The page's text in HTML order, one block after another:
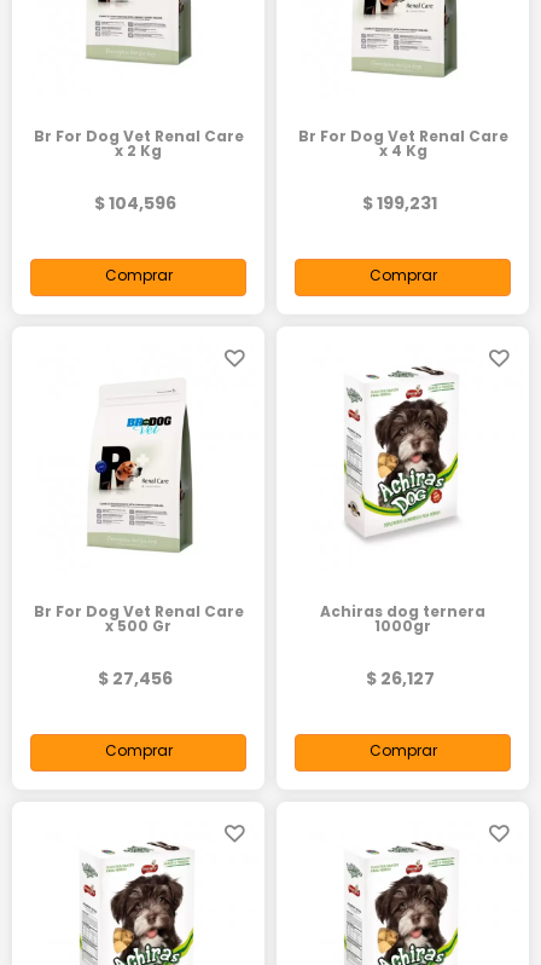
Br For Dog Vet Renal Care
x 2 Kg
$ 104,596
Comprar
Br For Dog Vet Renal Care
x 4 Kg
$ 199,231
Comprar
Br For Dog Vet Renal Care
x 500 Gr
$ 27,456
Comprar
Achiras dog ternera
1000gr
$ 26,127
Comprar